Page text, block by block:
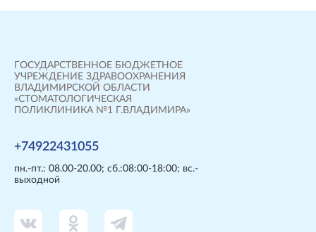
ГОСУДАРСТВЕННОЕ БЮДЖЕТНОЕ
УЧРЕЖДЕНИЕ ЗДРАВООХРАНЕНИЯ
ВЛАДИМИРСКОЙ ОБЛАСТИ
«СТОМАТОЛОГИЧЕСКАЯ
ПОЛИКЛИНИКА №1 Г.ВЛАДИМИРА»
+74922431055
пн.-пт.: 08.00-20.00; сб.:08:00-18:00; вс.-
выходной